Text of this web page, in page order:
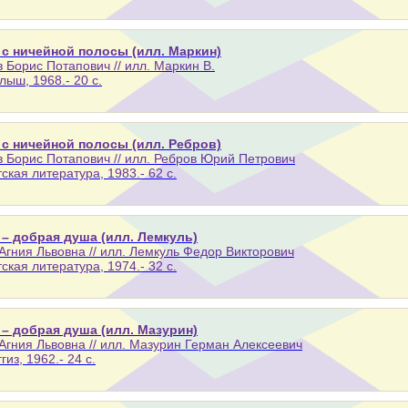
ничейной полосы (илл. Маркин)
Борис Потапович // илл. Маркин В.
1968.- 20 с.
ничейной полосы (илл. Ребров)
Борис Потапович // илл. Ребров Юрий Петрович
литература, 1983.- 62 с.
добрая душа (илл. Лемкуль)
Львовна // илл. Лемкуль Федор Викторович
литература, 1974.- 32 с.
добрая душа (илл. Мазурин)
Львовна // илл. Мазурин Герман Алексеевич
1962.- 24 с.